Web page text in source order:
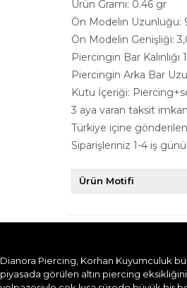
Ürün Gramı: 0.46 gr
Ön Modelin
Ön Modelin Genişliği:
Piercingin Bar Kalınlığı
Piercingin Arka Bar
Kutu İçeriği:
3 aya varan taksit
Türkiye içine
Siparişleriniz 1-4 iş
Ürün Motifi
Dianora Piercing, Korhan Kuyumculuk
piyasada görülen altın piercing